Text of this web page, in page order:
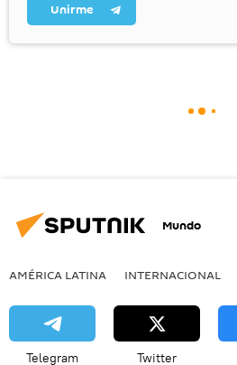
Unirme
Mundo
AMÉRICA LATINA INTERNACIONAL
Telegram Twitter